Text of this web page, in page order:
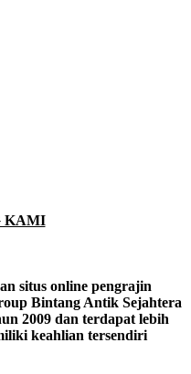
KAMI
situs online pengrajin
Bintang Antik Sejahtera
2009 dan terdapat lebih
keahlian tersendiri